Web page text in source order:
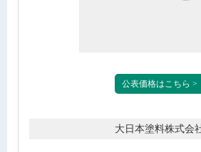
公表価格はこちら >
大日本塗料株式会